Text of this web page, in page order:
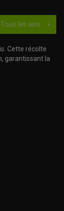
Tous les avis chevron_right
Cette récolte
garantissant la